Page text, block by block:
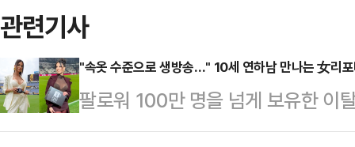
관련기사
"속옷 수준으로 생방송…" 10세 연하남 만나는 女리
팔로워 100만 명을 넘게 보유한 이
나의 과한 노출 의상이 화제의 중